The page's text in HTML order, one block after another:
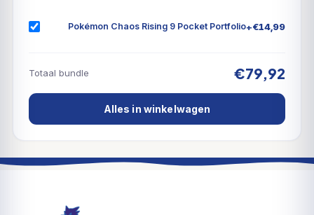
Pokémon Chaos Rising 9 Pocket Portfolio+€14,99
Totaal bundle €79,92
Alles in winkelwagen